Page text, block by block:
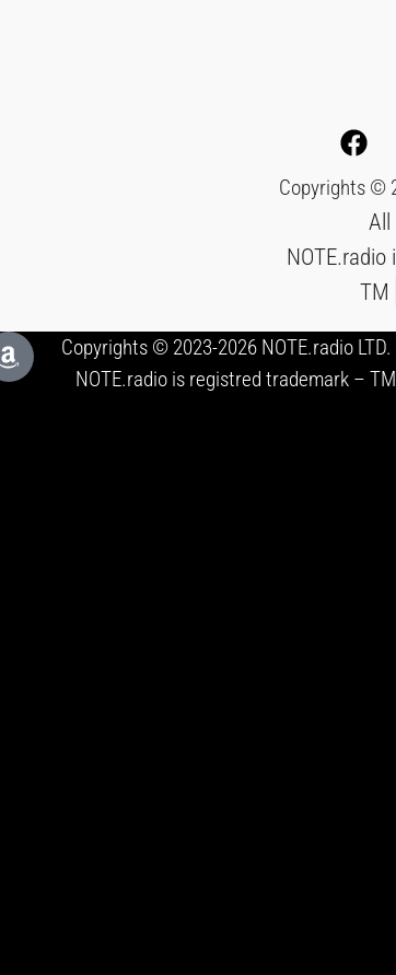
Copyrights ©
All
TM
Copyrights © 2023-2026 NOTE.radio
NOTE.radio is registred trademark – TM